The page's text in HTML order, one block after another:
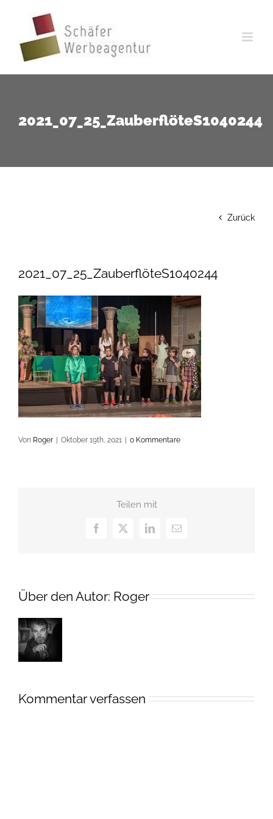
springen
2021_07_25_ZauberflöteS1040244
Zurück
2021_07_25_ZauberflöteS1040244
Von Roger Oktober 19th, 2021 0 Kommentare
Teilen mit
Facebook
X LinkedIn
E-
Über den Autor: Roger
Kommentar verfassen